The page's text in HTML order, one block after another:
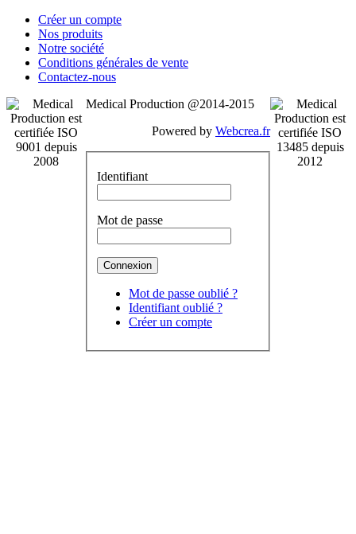
Créer un compte
Nos produits
Notre société
Conditions générales de vente
Contactez-nous
Medical Production @2014-2015
Powered by Webcrea.fr
Identifiant
Mot de passe
Mot de passe oublié ?
Identifiant oublié ?
Créer un compte